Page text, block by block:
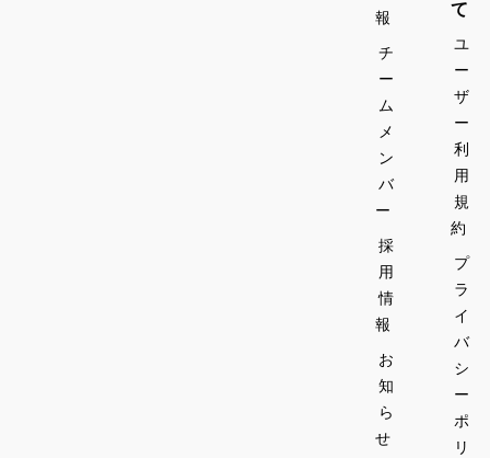
報
チ
ー
ム
メ
ン
バ
ー
採
用
情
報
お
知
ら
せ
て
ユ
ー
ザ
ー
利
用
規
約
プ
ラ
イ
バ
シ
ー
ポ
リ